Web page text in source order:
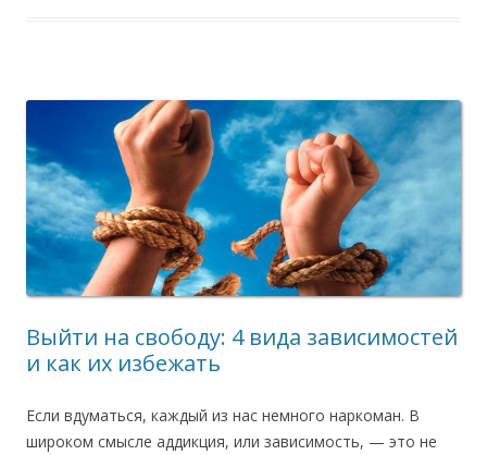
Выйти на свободу: 4 вида зависимостей
и как их избежать
Если вдуматься, каждый из нас немного наркоман. В
широком смысле аддикция, или зависимость, — это не